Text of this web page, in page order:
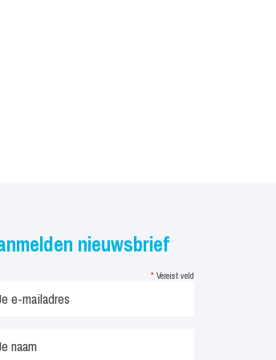
nieuwsbrief
* Vereist veld